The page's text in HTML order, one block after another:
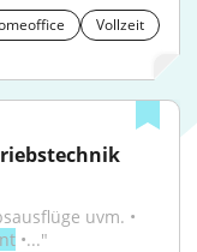
Vollzeit
uvm. •
•..."